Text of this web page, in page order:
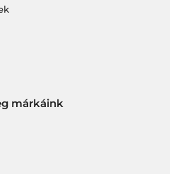
márkáink